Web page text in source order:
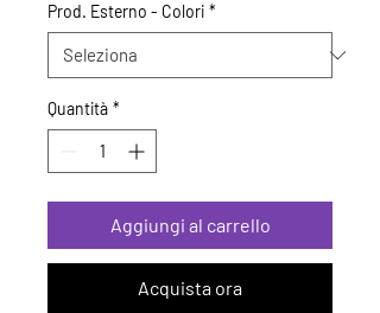
Prod. Esterno - Colori *
Quantità *
Aggiungi al carrello
Acquista ora